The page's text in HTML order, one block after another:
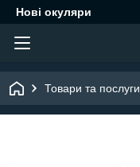
Нові окуляри
Товари та послуги